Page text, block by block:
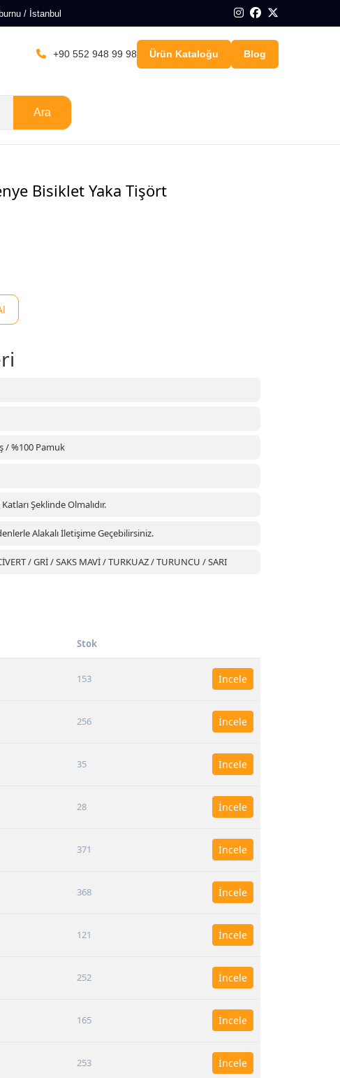
/ İstanbul
+90 552 948 99 98 Ürün Kataloğu Blog
Ara
Bisiklet Yaka Tişört
/ %100 Pamuk
Şeklinde Olmalıdır.
Alakalı İletişime Geçebilirsiniz.
/ GRİ / SAKS MAVİ / TURKUAZ / TURUNCU / SARI
Stok
153 İncele
256 İncele
35 İncele
28 İncele
371 İncele
368 İncele
121 İncele
252 İncele
165 İncele
253 İncele